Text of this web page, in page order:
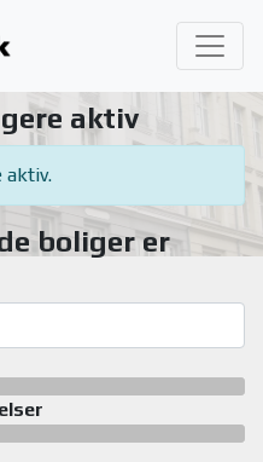
aktiv
aktiv.
boliger er